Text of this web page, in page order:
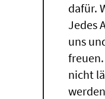
dafür.
Jedes
uns
nicht